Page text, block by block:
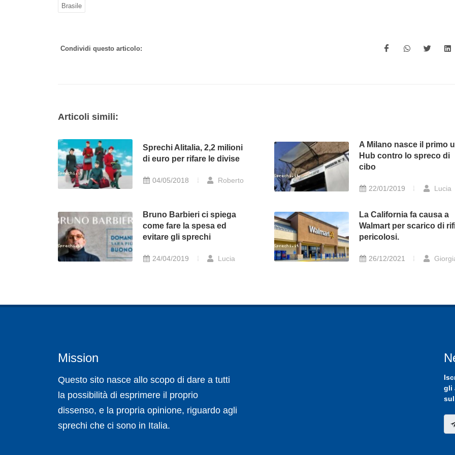
Brasile
Condividi questo articolo:
Articoli simili:
Sprechi Alitalia, 2,2 milioni
di euro per rifare le divise
04/05/2018 Roberto
A Milano nasce il primo
Hub contro lo spreco di
cibo
22/01/2019 Lucia
Bruno Barbieri ci spiega
come fare la spesa ed
evitare gli sprechi
24/04/2019 Lucia
La California fa causa a
Walmart per scarico di
pericolosi.
26/12/2021
Mission
Questo sito nasce allo scopo di dare a tutti
la possibilità di esprimere il proprio
dissenso, e la propria opinione, riguardo agli
sprechi che ci sono in Italia.
gli